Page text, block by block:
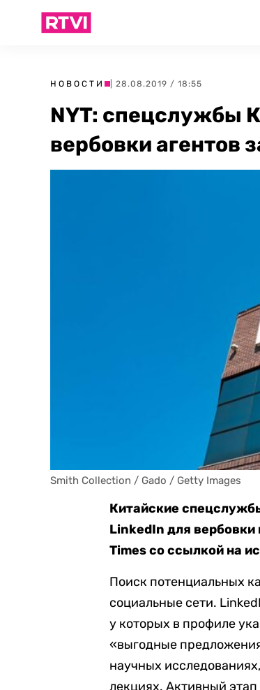
НОВОСТИ | 28.08.2019 / 18:55
NYT: спецслужбы
вербовки агентов
Smith Collection / Gado / Getty Images
Китайские
LinkedIn для
Times со ссылкой на
Поиск потенциальных
социальные сети.
у которых в профиле
«выгодные
научных
лекциях. Активный